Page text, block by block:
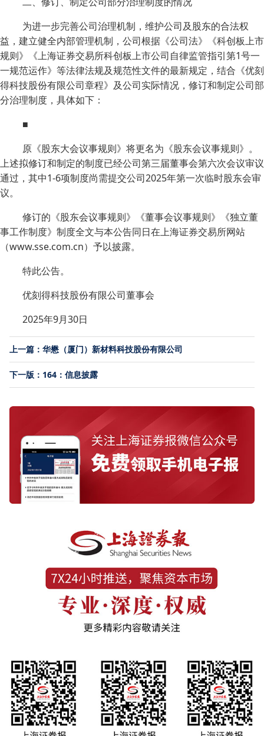
为进一步完善公司治理机制，维护公司及股东的合法权
益，建立健全内部管理机制，公司根据《公司法》《科创板上市
规则》《上海证券交易所科创板上市公司自律监管指引第1号一
一规范运作》等法律法规及规范性文件的最新规定，结合《优刻
得科技股份有限公司章程》及公司实际情况，修订和制定公司部
分治理制度，具体如下：
■
原《股东大会议事规则》将更名为《股东会议事规则》。
上述拟修订和制定的制度已经公司第三届董事会第六次会议审议
通过，其中1-6项制度尚需提交公司2025年第一次临时股东会审
议。
修订的《股东会议事规则》《董事会议事规则》《独立董
事工作制度》制度全文与本公告同日在上海证券交易所网站
（www.sse.com.cn）予以披露。
特此公告。
优刻得科技股份有限公司董事会
2025年9月30日
上一篇：华懋（厦门）新材料科技股份有限公司
下一版：164：信息披露